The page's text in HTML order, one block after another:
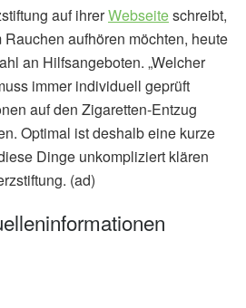
auf ihrerWebseiteschreibt,
aufhören möchten, heute
an Hilfsangeboten. „Welcher
immer individuell geprüft
auf den Zigaretten-Entzug
Optimal ist deshalb eine kurze
Dinge unkompliziert klären
(ad)